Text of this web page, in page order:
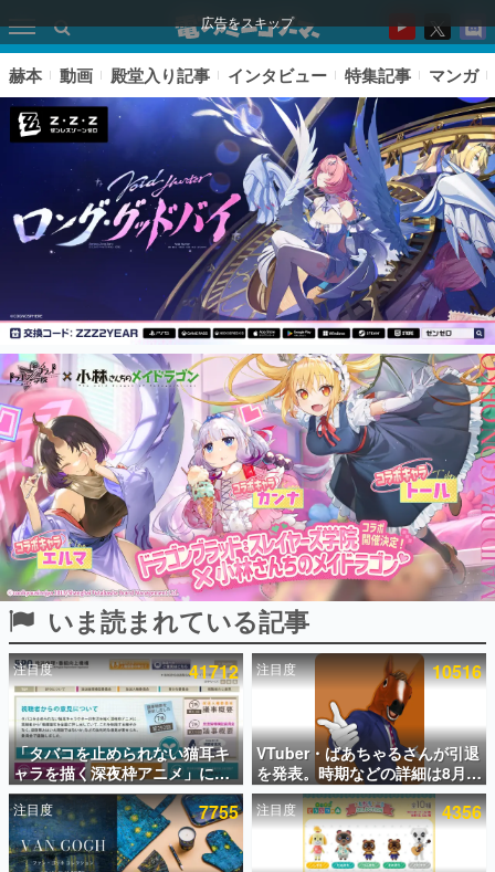
広告をスキップ
ピックアップ
電ファミのいま読まれている記事ランキング
アプリセール情報
インタビュー
連載・特集一覧
殿堂入り記事
SNS拡散数が数千以上！ ページビュー数万以上！ などな
ど。多くの人々に読まれた、電ファミ渾身の“殿堂入り”記
事をまとめました。
ゲームの企画書
名作ゲームクリエイターの方々に製作時のエピソードをお
聞きし、ヒットする企画（ゲーム）とは何か？を探ってい
きます。
赫本
この物語を解いてはいけない。『赫本』は、〈試験問題〉
の形をした短編ホラー小説集です。
赫本 動画 殿堂入り記事 インタビュー 特集記事 マンガ
いま読まれている記事
注目度 41712
「タバコを止められない猫耳キ
ャラを描く深夜枠アニメ」に視
聴者の一部から批判意見。違法
薬物の使用と思しき描写も含め
て、BPOが議論を交わす
注目度 10516
VTuber・ばあちゃるさんが引退
を発表。時期などの詳細は8月9
日15時からの配信で説明
注目度 7755 注目度 4356